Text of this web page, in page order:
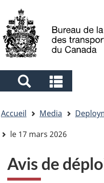
Sélection
de
la
langue
Search
and
menus
and
menus
êtes
ici
Accueil Media
le 17 mars 2026
Avis de